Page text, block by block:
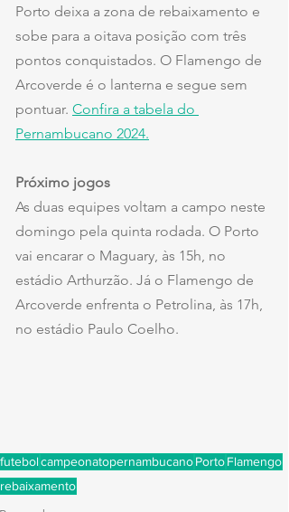
Porto deixa a zona de rebaixamento e
sobe para a oitava posição com três
pontos conquistados. O Flamengo de
Arcoverde é o lanterna e segue sem
pontuar. Confira a tabela do
Pernambucano 2024.
Próximo jogos
As duas equipes voltam a campo neste
domingo pela quinta rodada. O Porto
vai encarar o Maguary, às 15h, no
estádio Arthurzão. Já o Flamengo de
Arcoverde enfrenta o Petrolina, às 17h,
no estádio Paulo Coelho.
futebolcampeonatopernambucanoPortoFlamengo
rebaixamento